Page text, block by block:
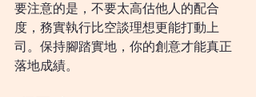
要注意的是，不要太高估他人的配合
度，務實執行比空談理想更能打動上
司。保持腳踏實地，你的創意才能真正
落地成績。